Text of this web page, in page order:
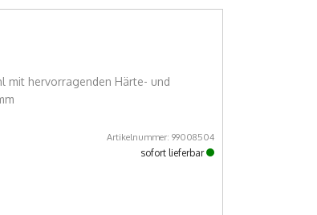
mit hervorragenden Härte- und
Artikelnummer: 99008504
sofort lieferbar